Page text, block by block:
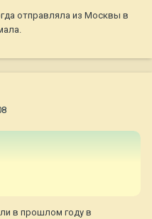
отправляла из Москвы в
в прошлом году в